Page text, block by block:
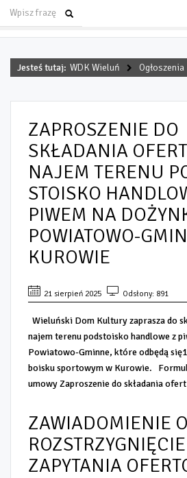
Jesteś tutaj: WDK Wieluń Ogłoszenia
ZAPROSZENIE DO
SKŁADANIA
NAJEM TERENU
STOISKO
PIWEM NA
POWIATOWO-
KUROWIE
21 sierpień 2025 Odsłony: 891
Wieluński Dom Kultury zaprasza do
najem terenu podstoisko handlowe z
Powiatowo-Gminne, które odbędą
boisku sportowym w Kurowie.
umowy Zaproszenie do składania
ZAWIADOMIENIE O
ROZSTRZYGNIĘCIE
ZAPYTANIA